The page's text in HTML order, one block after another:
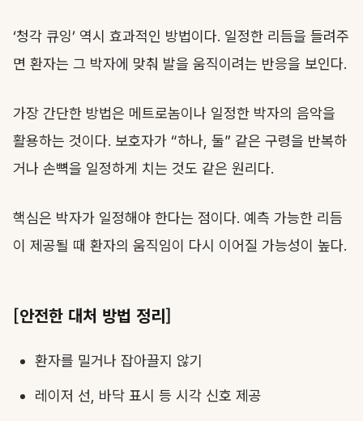
‘청각 큐잉’ 역시 효과적인 방법이다. 일정한 리듬을 들려주
면 환자는 그 박자에 맞춰 발을 움직이려는 반응을 보인다.
가장 간단한 방법은 메트로놈이나 일정한 박자의 음악을
활용하는 것이다. 보호자가 “하나, 둘” 같은 구령을 반복하
거나 손뼉을 일정하게 치는 것도 같은 원리다.
핵심은 박자가 일정해야 한다는 점이다. 예측 가능한 리듬
이 제공될 때 환자의 움직임이 다시 이어질 가능성이 높다.
[안전한 대처 방법 정리]
환자를 밀거나 잡아끌지 않기
레이저 선, 바닥 표시 등 시각 신호 제공